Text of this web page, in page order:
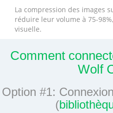
La compression des images
réduire leur volume à 75-
visuelle.
Comment
Wolf
Option #1:
(